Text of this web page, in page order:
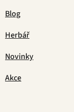
Blog
Herbář
Novinky
Akce